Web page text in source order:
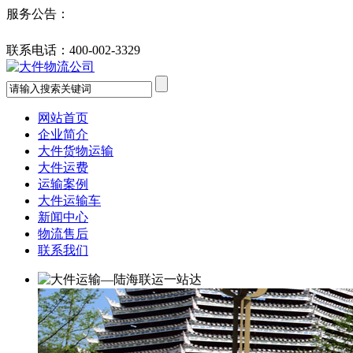
服务公告：
联系电话： 400-002-3329
网站首页
企业简介
大件货物运输
大件运费
运输案例
大件运输车
新闻中心
物流售后
联系我们